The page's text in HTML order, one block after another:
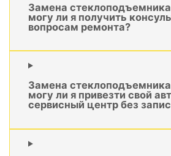
Замена
могу ли я получить
вопросам ремонта?
Замена
могу ли я привезти свой
сервисный центр без